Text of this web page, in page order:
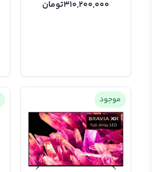
310,200,000تومان
موجود